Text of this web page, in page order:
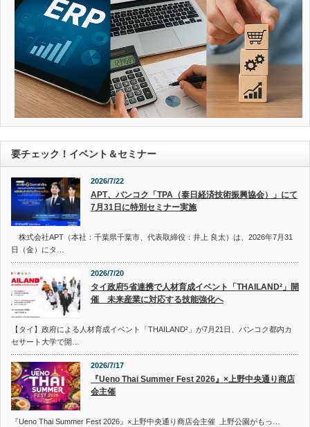
要チェック！イベント＆セミナー
2026/7/22
APT、バンコク「TPA（泰日経済技術振興協会）」にて
7月31日に特別セミナー実施
株式会社APT（本社：千葉県千葉市、代表取締役：井上 良太）は、2026年7月31
日（金）にタ…
2026/7/20
タイ政府5省連携で人材育成イベント「THAILAND²」開
催 未来産業に対応する技能強化へ
【タイ】政府による人材育成イベント「THAILAND²」が7月21日、バンコク都内カ
セサート大学で開…
2026/7/17
『Ueno Thai Summer Fest 2026』×上野中央通り商店
会主催
『Ueno Thai Summer Fest 2026』×上野中央通り商店会主催 上野公園がもっ…